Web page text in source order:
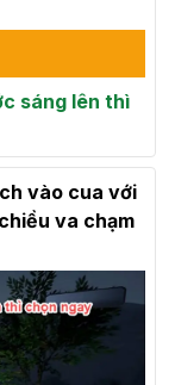
sáng lên thì
vào cua với
va chạm